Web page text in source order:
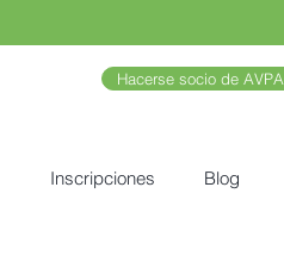
Hacerse socio de AVPA
Inscripciones Blog